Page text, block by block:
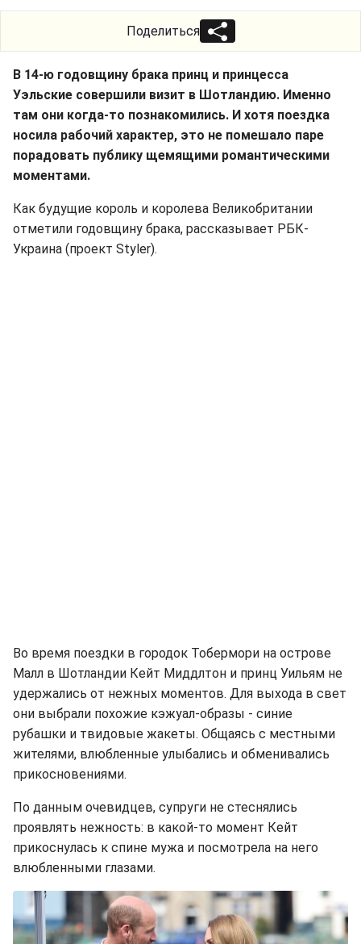
Поделиться
В 14-ю годовщину брака принц и принцесса
Уэльские совершили визит в Шотландию. Именно
там они когда-то познакомились. И хотя поездка
носила рабочий характер, это не помешало паре
порадовать публику щемящими романтическими
моментами.
Как будущие король и королева Великобритании
отметили годовщину брака, рассказывает РБК-
Украина (проект Styler).
Во время поездки в городок Тобермори на острове
Малл в Шотландии Кейт Миддлтон и принц Уильям не
удержались от нежных моментов. Для выхода в свет
они выбрали похожие кэжуал-образы - синие
рубашки и твидовые жакеты. Общаясь с местными
жителями, влюбленные улыбались и обменивались
прикосновениями.
По данным очевидцев, супруги не стеснялись
проявлять нежность: в какой-то момент Кейт
прикоснулась к спине мужа и посмотрела на него
влюбленными глазами.